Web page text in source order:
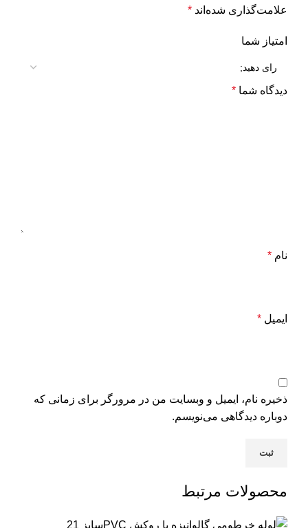
علامت‌گذاری شده‌اند *
امتیاز شما
دیدگاه شما *
نام *
ایمیل *
ذخیره نام، ایمیل و وبسایت من در مرورگر برای زمانی که
دوباره دیدگاهی می‌نویسم.
محصولات مرتبط